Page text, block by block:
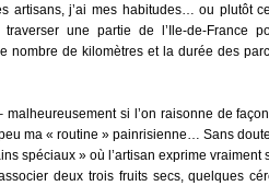
artisans, j’ai mes habitudes… ou plutôt
une partie de l’Ile-de-France
nombre de kilomètres et la durée des
malheureusement si l’on raisonne de
ma « routine » painrisienne… Sans
spéciaux » où l’artisan exprime
deux trois fruits secs, quelques